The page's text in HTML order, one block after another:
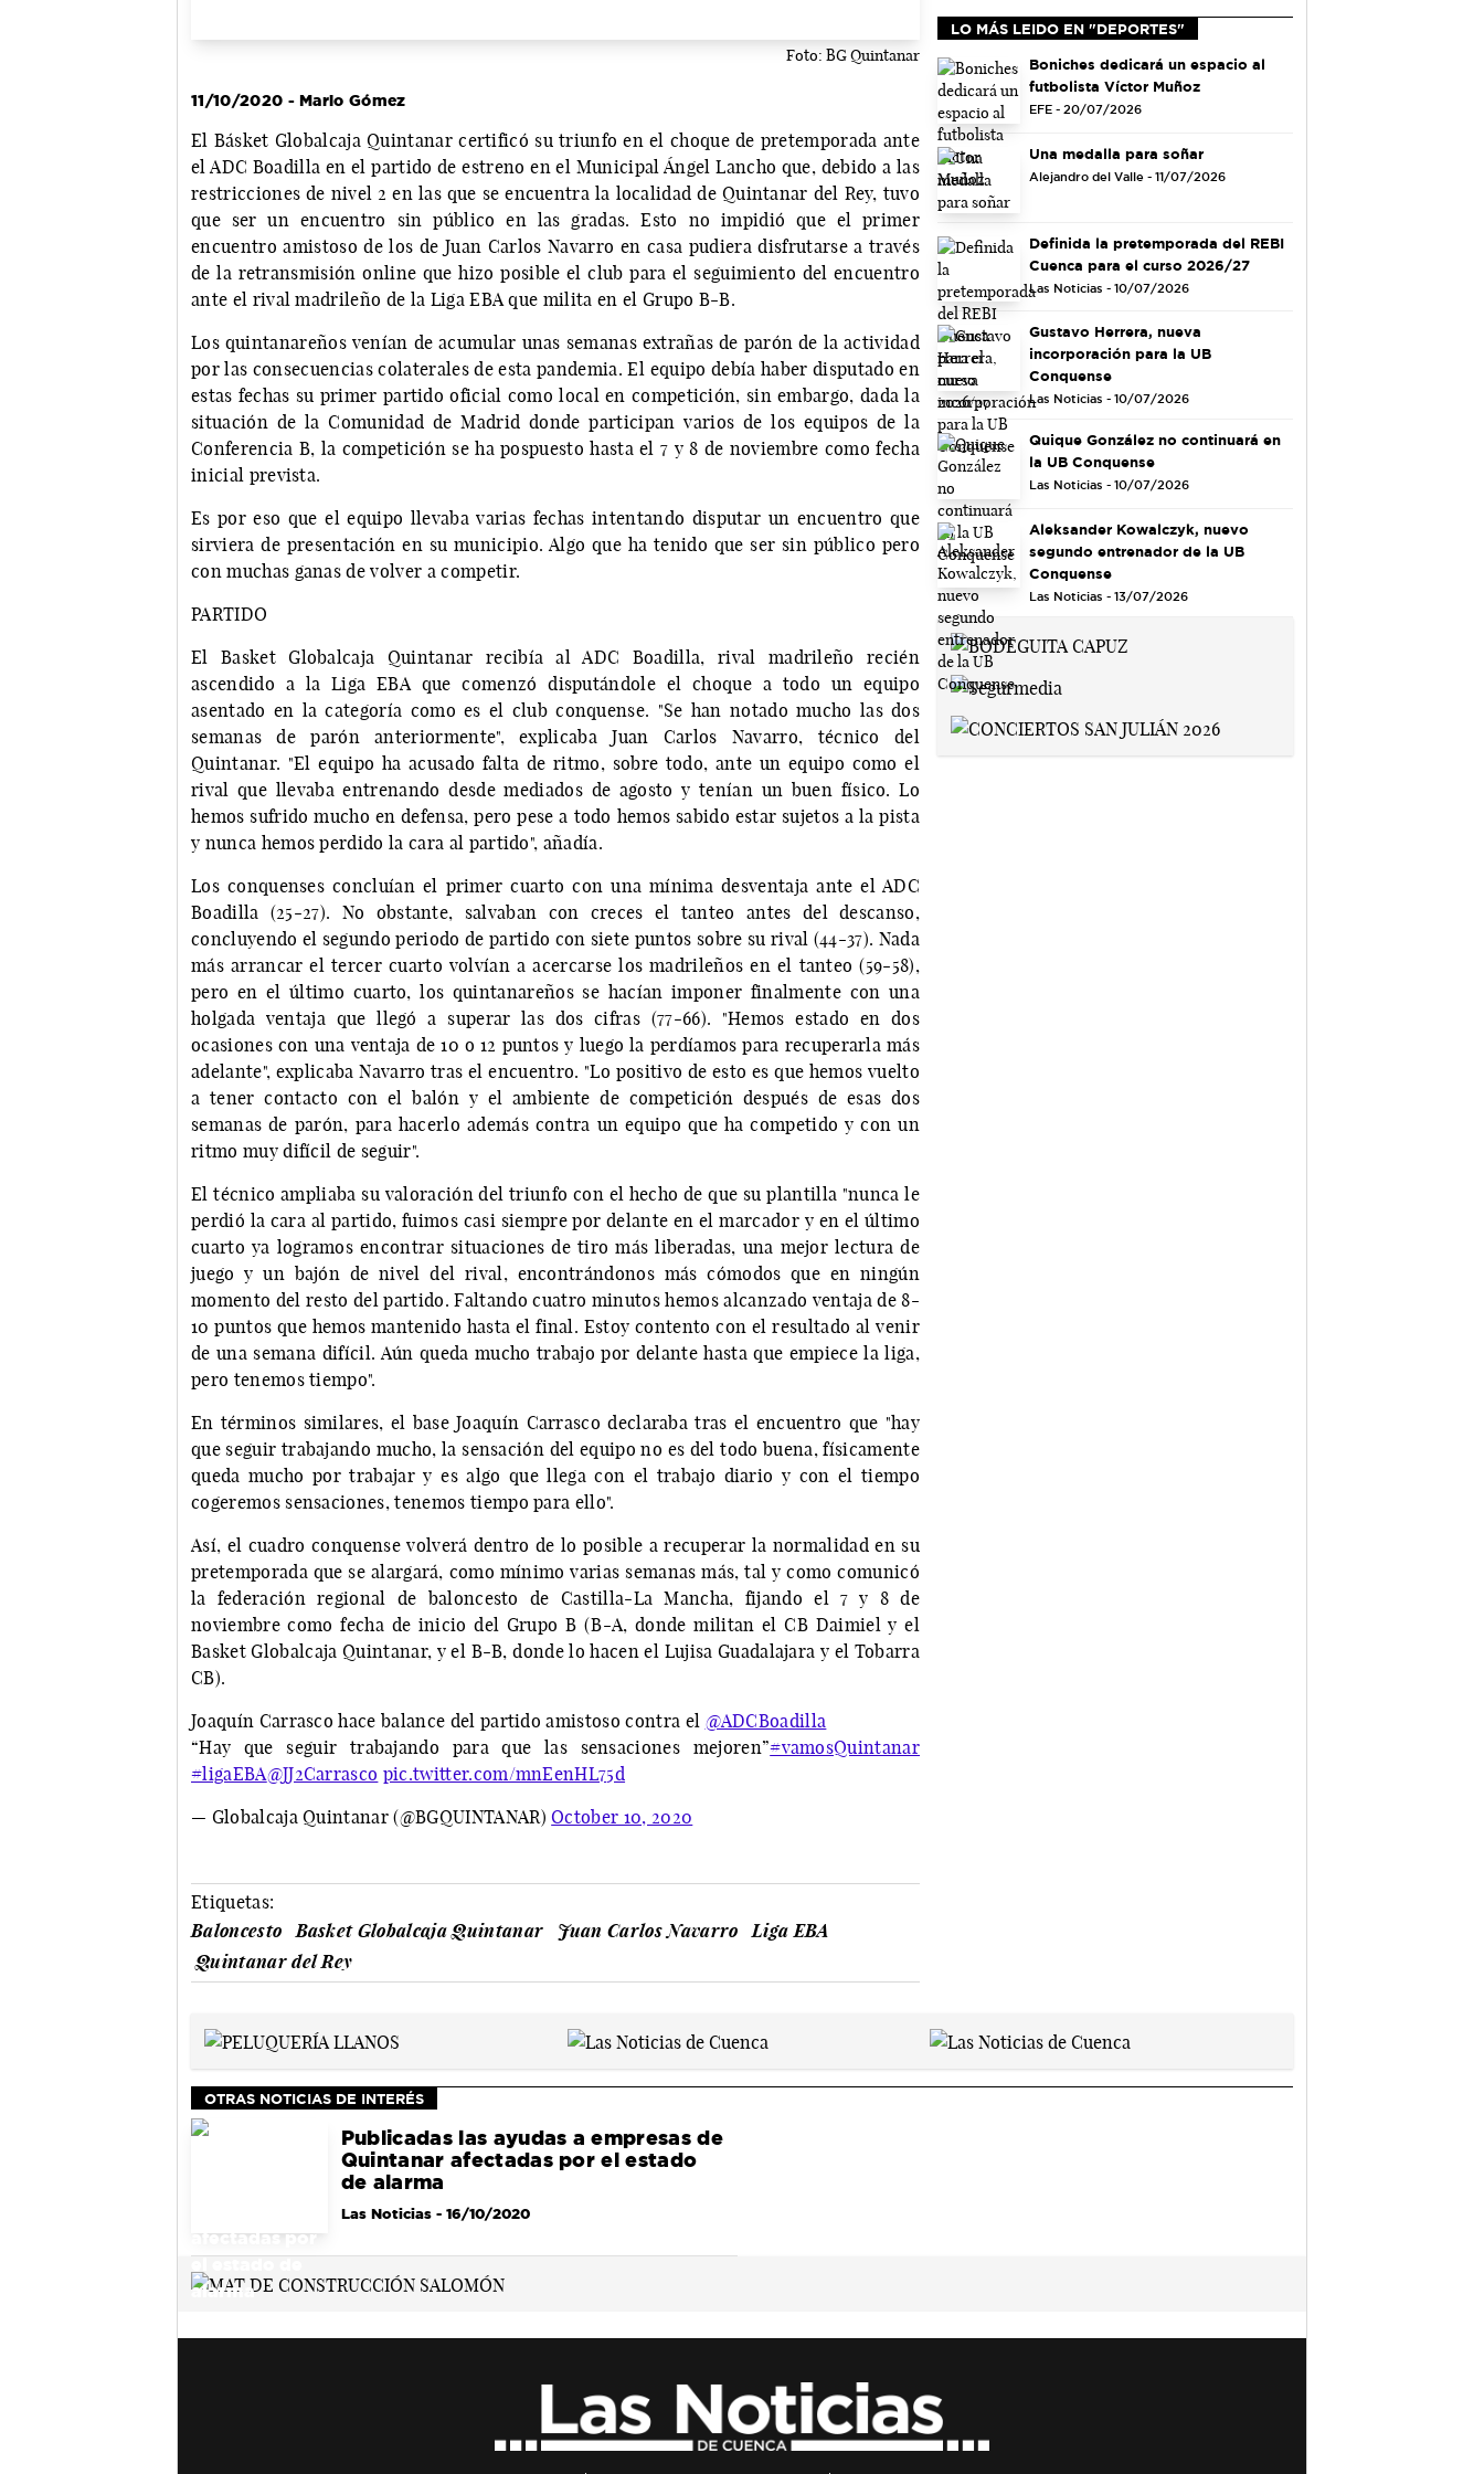
Foto: BG Quintanar
11/10/2020 - Mario Gómez
El Básket Globalcaja Quintanar certificó su triunfo en el choque de pretemporada ante
el ADC Boadilla en el partido de estreno en el Municipal Ángel Lancho que, debido a las
restricciones de nivel 2 en las que se encuentra la localidad de Quintanar del Rey, tuvo
que ser un encuentro sin público en las gradas. Esto no impidió que el primer
encuentro amistoso de los de Juan Carlos Navarro en casa pudiera disfrutarse a través
de la retransmisión online que hizo posible el club para el seguimiento del encuentro
ante el rival madrileño de la Liga EBA que milita en el Grupo B-B.
Los quintanareños venían de acumular unas semanas extrañas de parón de la actividad
por las consecuencias colaterales de esta pandemia. El equipo debía haber disputado en
estas fechas su primer partido oficial como local en competición, sin embargo, dada la
situación de la Comunidad de Madrid donde participan varios de los equipos de la
Conferencia B, la competición se ha pospuesto hasta el 7 y 8 de noviembre como fecha
inicial prevista.
Es por eso que el equipo llevaba varias fechas intentando disputar un encuentro que
sirviera de presentación en su municipio. Algo que ha tenido que ser sin público pero
con muchas ganas de volver a competir.
PARTIDO
El Basket Globalcaja Quintanar recibía al ADC Boadilla, rival madrileño recién
ascendido a la Liga EBA que comenzó disputándole el choque a todo un equipo
asentado en la categoría como es el club conquense. "Se han notado mucho las dos
semanas de parón anteriormente", explicaba Juan Carlos Navarro, técnico del
Quintanar. "El equipo ha acusado falta de ritmo, sobre todo, ante un equipo como el
rival que llevaba entrenando desde mediados de agosto y tenían un buen físico. Lo
hemos sufrido mucho en defensa, pero pese a todo hemos sabido estar sujetos a la pista
y nunca hemos perdido la cara al partido", añadía.
Los conquenses concluían el primer cuarto con una mínima desventaja ante el ADC
Boadilla (25-27). No obstante, salvaban con creces el tanteo antes del descanso,
concluyendo el segundo periodo de partido con siete puntos sobre su rival (44-37). Nada
más arrancar el tercer cuarto volvían a acercarse los madrileños en el tanteo (59-58),
pero en el último cuarto, los quintanareños se hacían imponer finalmente con una
holgada ventaja que llegó a superar las dos cifras (77-66). "Hemos estado en dos
ocasiones con una ventaja de 10 o 12 puntos y luego la perdíamos para recuperarla más
adelante", explicaba Navarro tras el encuentro. "Lo positivo de esto es que hemos vuelto
a tener contacto con el balón y el ambiente de competición después de esas dos
semanas de parón, para hacerlo además contra un equipo que ha competido y con un
ritmo muy difícil de seguir".
El técnico ampliaba su valoración del triunfo con el hecho de que su plantilla "nunca le
perdió la cara al partido, fuimos casi siempre por delante en el marcador y en el último
cuarto ya logramos encontrar situaciones de tiro más liberadas, una mejor lectura de
juego y un bajón de nivel del rival, encontrándonos más cómodos que en ningún
momento del resto del partido. Faltando cuatro minutos hemos alcanzado ventaja de 8-
10 puntos que hemos mantenido hasta el final. Estoy contento con el resultado al venir
de una semana difícil. Aún queda mucho trabajo por delante hasta que empiece la liga,
pero tenemos tiempo".
En términos similares, el base Joaquín Carrasco declaraba tras el encuentro que "hay
que seguir trabajando mucho, la sensación del equipo no es del todo buena, físicamente
queda mucho por trabajar y es algo que llega con el trabajo diario y con el tiempo
cogeremos sensaciones, tenemos tiempo para ello".
Así, el cuadro conquense volverá dentro de lo posible a recuperar la normalidad en su
pretemporada que se alargará, como mínimo varias semanas más, tal y como comunicó
la federación regional de baloncesto de Castilla-La Mancha, fijando el 7 y 8 de
noviembre como fecha de inicio del Grupo B (B-A, donde militan el CB Daimiel y el
Basket Globalcaja Quintanar, y el B-B, donde lo hacen el Lujisa Guadalajara y el Tobarra
CB).
Joaquín Carrasco hace balance del partido amistoso contra el @ADCBoadilla
“Hay que seguir trabajando para que las sensaciones mejoren”#vamosQuintanar
#ligaEBA@JJ2Carrasco pic.twitter.com/mnEenHL75d
— Globalcaja Quintanar (@BGQUINTANAR)October 10, 2020
Etiquetas:
Baloncesto
Basket Globalcaja Quintanar Juan Carlos Navarro
Liga EBA
Quintanar del Rey
LO MÁS LEIDO EN "DEPORTES"
Boniches dedicará un espacio al
futbolista Víctor Muñoz
EFE - 20/07/2026
Una medalla para soñar
Alejandro del Valle - 11/07/2026
Definida la pretemporada del REBI
Cuenca para el curso 2026/27
Las Noticias - 10/07/2026
Gustavo Herrera, nueva
incorporación para la UB
Conquense
Las Noticias - 10/07/2026
Quique González no continuará en
la UB Conquense
Las Noticias - 10/07/2026
Aleksander Kowalczyk, nuevo
segundo entrenador de la UB
Conquense
Las Noticias - 13/07/2026
OTRAS NOTICIAS DE INTERÉS
Publicadas las ayudas a empresas de
Quintanar afectadas por el estado
de alarma
Las Noticias- 16/10/2020